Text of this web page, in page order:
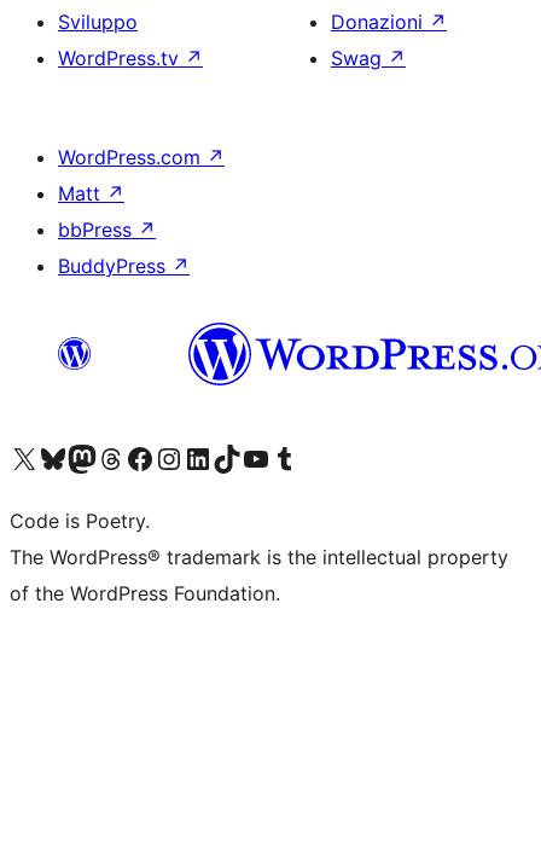
Sviluppo
WordPress.tv ↗
Donazioni ↗
Swag ↗
WordPress.com ↗
Matt ↗
bbPress ↗
BuddyPress ↗
Visita il nostro account X (ex Twitter)
Visita il nostro account Bluesky
Visita il nostro account Mastodon
Visita il nostro account Threads
Visita la nostra pagina Facebook
Visita il nostro account Instagram
Visita il nostro account LinkedIn
Visita il nostro account TikTok
Visita il nostro canale YouTube
Visita il nostro account Tumblr
Code is Poetry.
The WordPress® trademark is the intellectual property
of the WordPress Foundation.